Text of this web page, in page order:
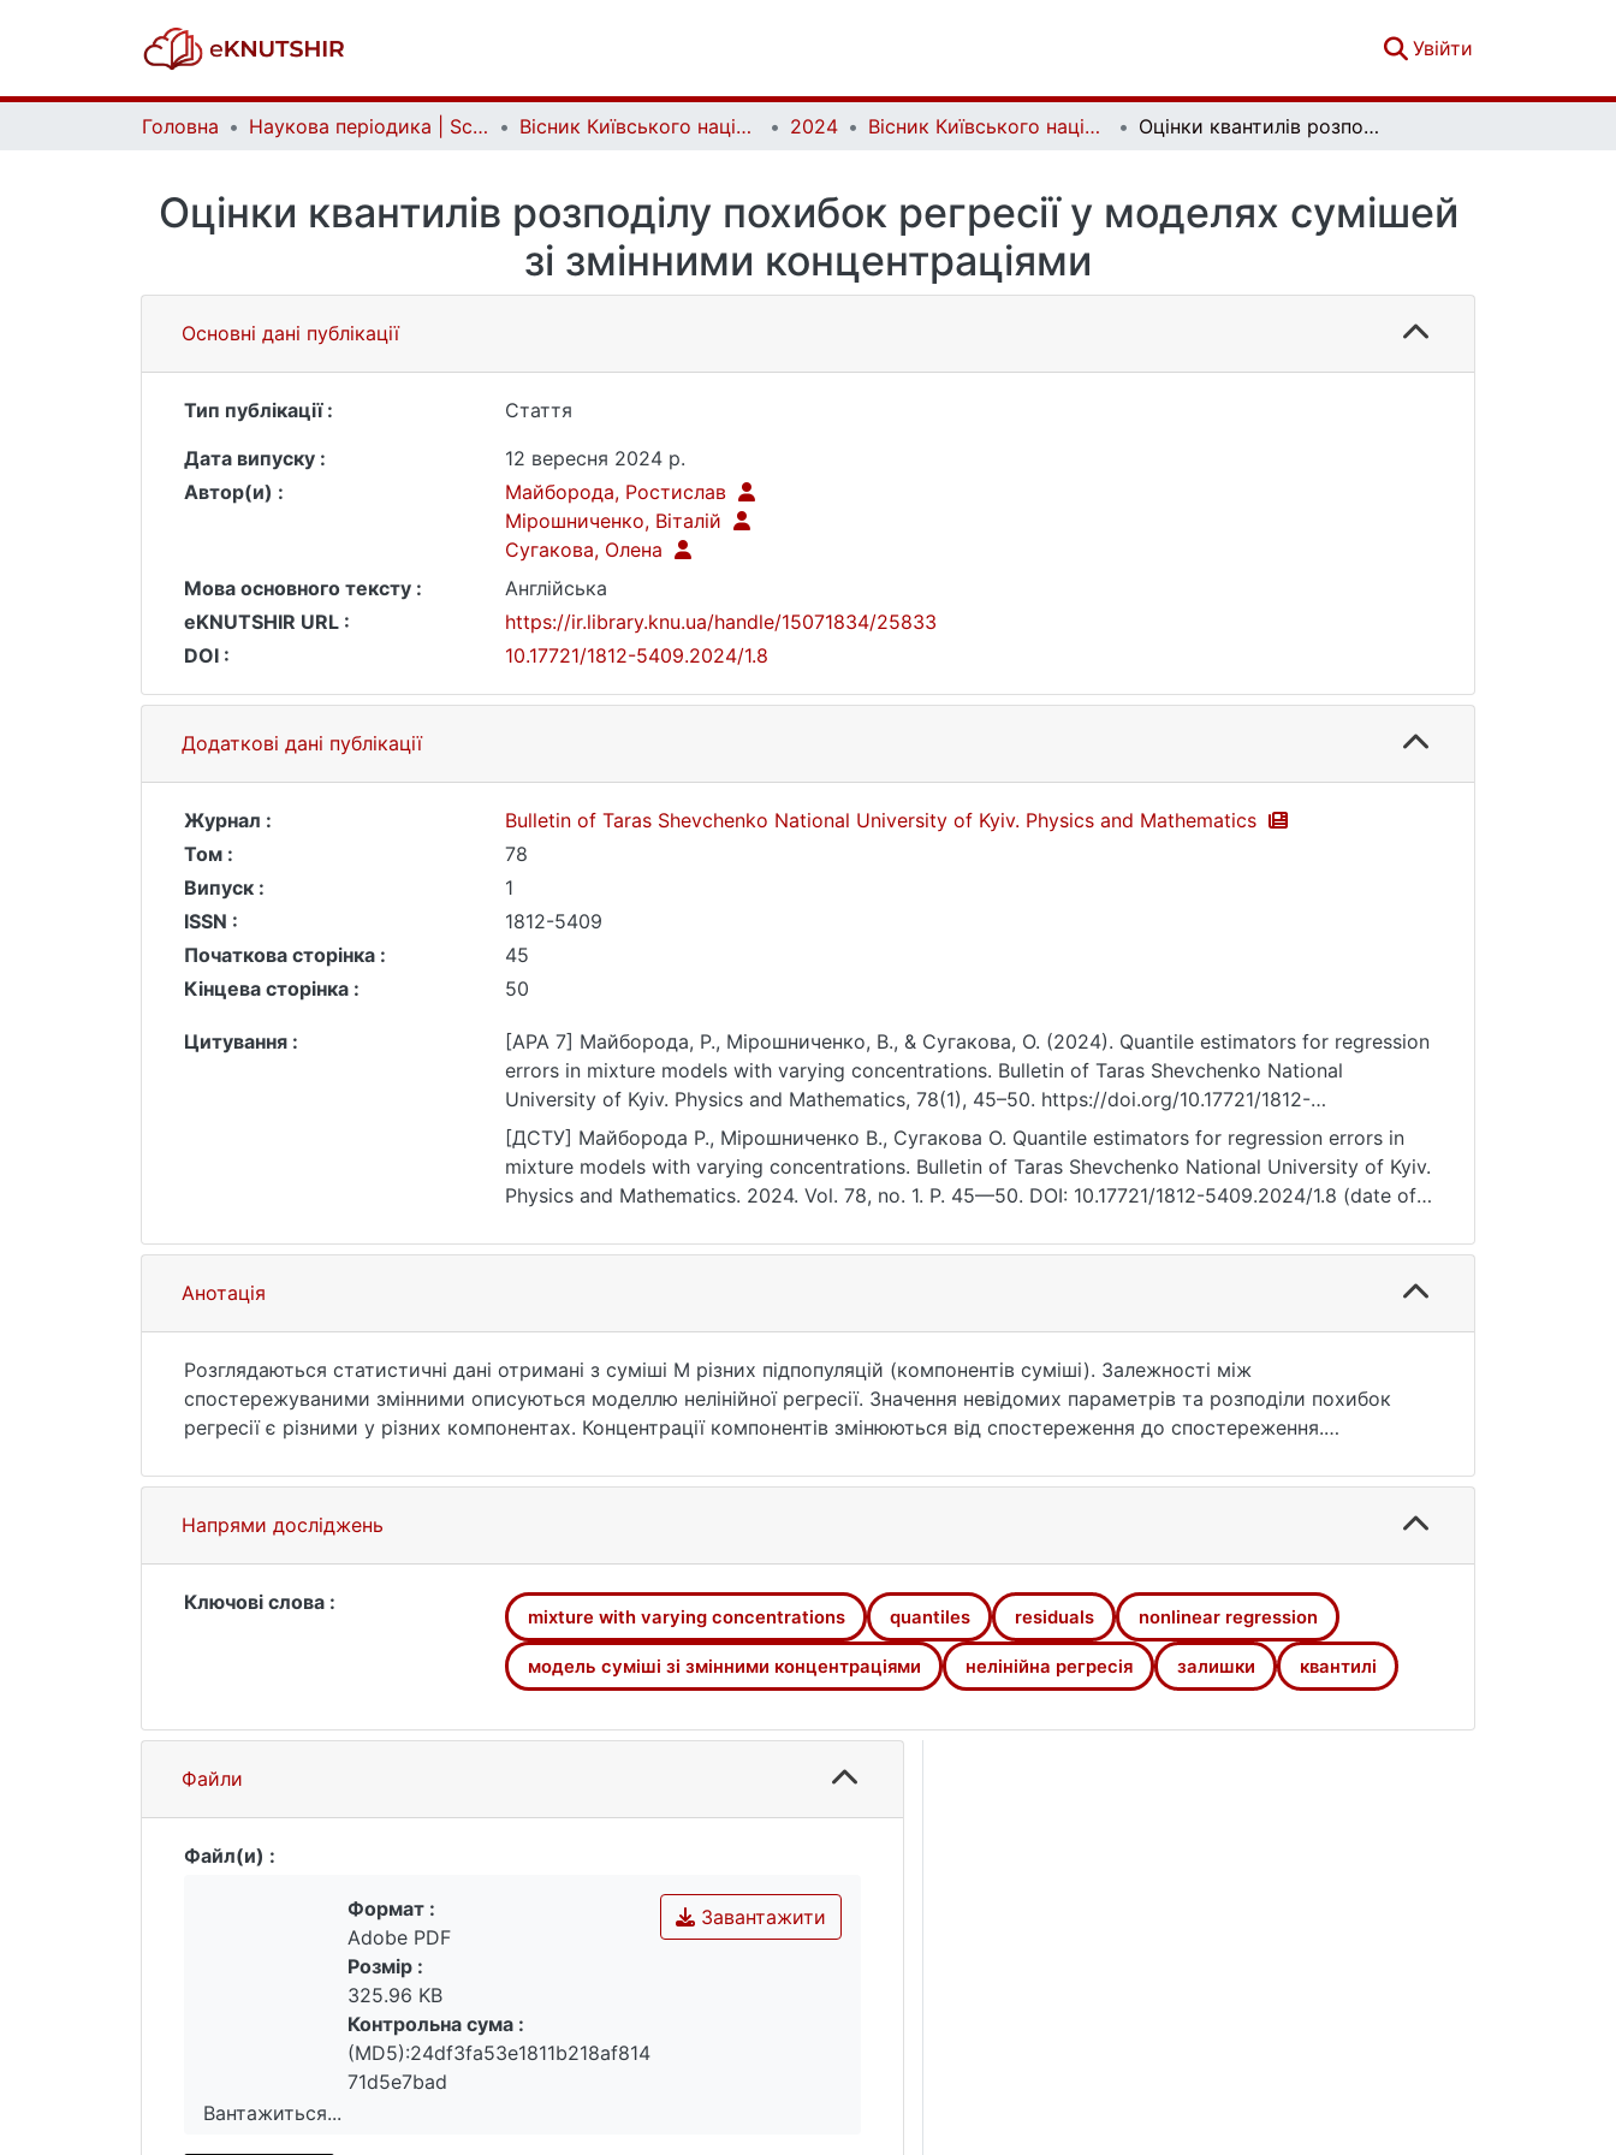
Увійти
Головна Наукова періодика | Scientific periodicals Вісник Київського національного університету імені Тараса Шевченка. Фізико-математичні науки | Bulletin of Taras Shevchenko National University of Kyiv. Series: Physics and Mathematics 2024 Вісник Київського національного університету імені Тараса Шевченка. Фізико-математичні науки. Том 78 № 1 Оцінки квантилів розподілу похибок регресії у моделях сумішей зі змінними концентраціями
Оцінки квантилів розподілу похибок регресії у моделях сумішей
зі змінними концентраціями
Основні дані публікації
Тип публікації :
Стаття
Дата випуску :
12 вересня 2024 р.
Автор(и) :
Майборода, Ростислав
Мірошниченко, Віталій
Сугакова, Олена
Мова основного тексту :
Англійська
eKNUTSHIR URL :
https://ir.library.knu.ua/handle/15071834/25833
DOI :
10.17721/1812-5409.2024/1.8
Додаткові дані публікації
Журнал :
Bulletin of Taras Shevchenko National University of Kyiv. Physics and Mathematics
Том :
78
Випуск :
1
ISSN :
1812-5409
Початкова сторінка :
45
Кінцева сторінка :
50
Цитування :
[APA 7] Майборода, Р., Мірошниченко, В., & Сугакова, О. (2024). Quantile estimators for regression
errors in mixture models with varying concentrations. Bulletin of Taras Shevchenko National
University of Kyiv. Physics and Mathematics, 78(1), 45–50. https://doi.org/10.17721/1812-
5409.2024/1.8
[ДСТУ] Майборода Р., Мірошниченко В., Сугакова О. Quantile estimators for regression errors in
mixture models with varying concentrations. Bulletin of Taras Shevchenko National University of Kyiv.
Physics and Mathematics. 2024. Vol. 78, no. 1. P. 45—50. DOI: 10.17721/1812-5409.2024/1.8 (date of
Анотація
Розглядаються статистичні дані отримані з суміші M різних підпопуляцій (компонентів суміші). Залежності між
спостережуваними змінними описуються моделлю нелінійної регресії. Значення невідомих параметрів та розподіли похибок
регресії є різними у різних компонентах. Концентрації компонентів змінюються від спостереження до спостереження.
розподілу залишків. Отримані умови консистентності цих оцінок. Результати можуть бути використані для побудови діаграм
квантиль проти квантиля.
Напрями досліджень
Ключові слова :
mixture with varying concentrations quantiles residuals nonlinear regression
модель суміші зі змінними концентраціями нелінійна регресія залишки квантилі
Файли
Файл(и) :
Вантажиться...
Завантажити
Формат :
Adobe PDF
Розмір :
325.96 KB
Контрольна сума :
(MD5):24df3fa53e1811b218af814
71d5e7bad